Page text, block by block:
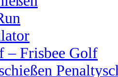
– Frisbee Golf